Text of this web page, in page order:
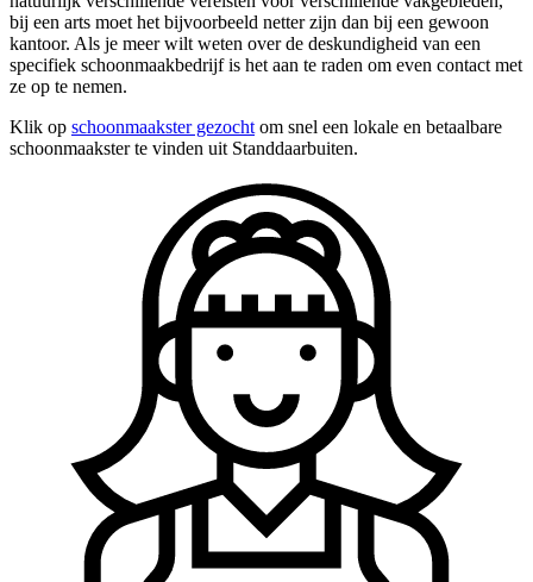
bij een arts moet het bijvoorbeeld netter zijn dan bij een gewoon
kantoor. Als je meer wilt weten over de deskundigheid van een
specifiek schoonmaakbedrijf is het aan te raden om even contact met
ze op te nemen.
Klik op schoonmaakster gezocht om snel een lokale en betaalbare
schoonmaakster te vinden uit Standdaarbuiten.